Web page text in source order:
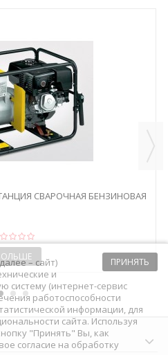
СВАРОЧНАЯ БЕНЗИНОВАЯ
ПРИНЯТЬ
– сайт)
и
систему (интернет-сервис
работоспособности
информации, для
сайта. Используя
"Принять" Вы, как
согласие на обработку